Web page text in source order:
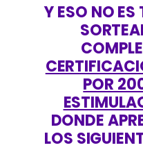
Y ESO NO
POR
DONDE
LOS